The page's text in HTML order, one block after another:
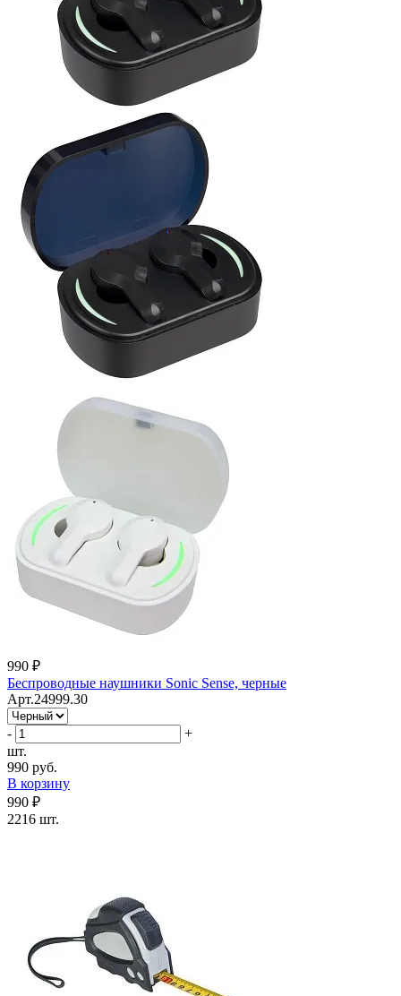
990 ₽
Беспроводные наушники Sonic Sense, черные
Арт.24999.30
-
+
шт.
990 руб.
В корзину
990 ₽
2216 шт.